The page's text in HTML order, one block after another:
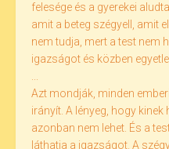
felesége és a gyerekei
amit a beteg szégyell, amit
nem tudja, mert a test nem
igazságot és közben
Azt mondják, minden
irányít. A lényeg, hogy
azonban nem lehet. És a
láthatja a igazságot. A